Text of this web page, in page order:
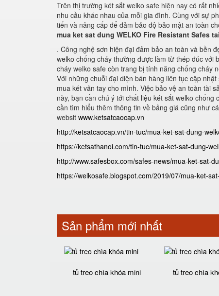
Trên thị trường két sắt welko safe hiện nay có rất
nhu cầu khác nhau của mỗi gia đình. Cùng với sự
tiến và nâng cấp để đảm bảo độ bảo mật an toàn
mua ket sat dung WELKO Fire Resistant Safes
. Công nghệ sơn hiện đại đảm bảo an toàn và bền
welko chống cháy thường được làm từ thép đúc với
cháy welko safe còn trang bị tính năng chống cháy
Với những chuỗi đại diện bán hàng liên tục cập
mua két vân tay cho mình. Việc bảo vệ an toàn tài
này, bạn cần chú ý tới chất liệu két sắt welko
cần tìm hiểu thêm thông tin về bảng giá cũng như
websit www.ketsatcaocap.vn
http://ketsatcaocap.vn/tin-tuc/mua-ket-sat-dung-
https://ketsathanoi.com/tin-tuc/mua-ket-sat-dung-
http://www.safesbox.com/safes-news/mua-ket-sat-
https://welkosafe.blogspot.com/2019/07/mua-ket-
Sản phẩm mới nhất
tủ treo chìa khóa mini
tủ treo chìa